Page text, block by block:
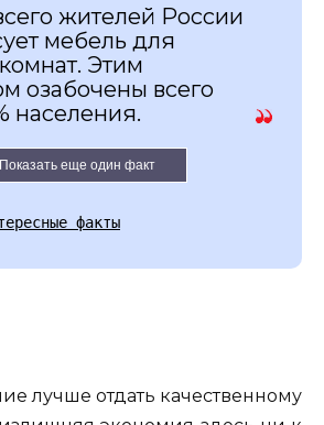
жителей России
мебель для
Этим
озабочены всего
населения.
Показать еще один факт
факты
лучше отдать качественному